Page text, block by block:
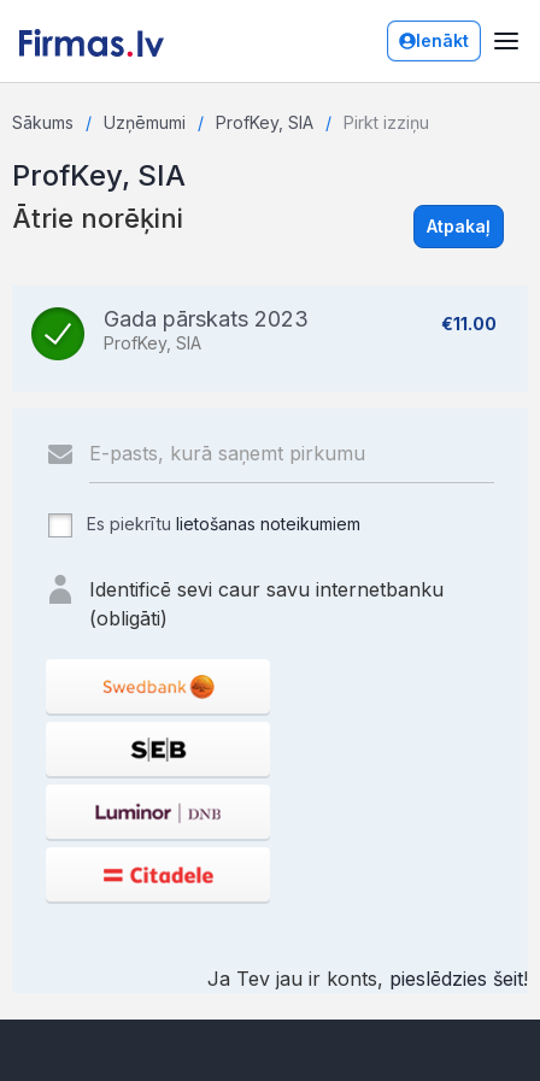
Ienākt
Sākums Uzņēmumi ProfKey, SIA Pirkt izziņu
ProfKey, SIA
Ātrie norēķini Atpakaļ
Gada pārskats 2023
ProfKey, SIA
€11.00
Es piekrītu lietošanas noteikumiem
Identificē sevi caur savu internetbanku
(obligāti)
Ja Tev jau ir konts, pieslēdzies šeit!